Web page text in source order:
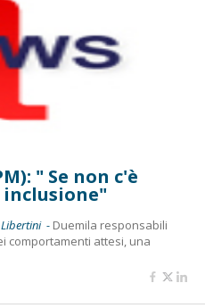
" Se non c'è
Libertini - Duemila responsabili
comportamenti attesi, una